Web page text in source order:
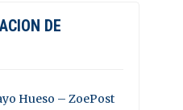
DE
Hueso – ZoePost